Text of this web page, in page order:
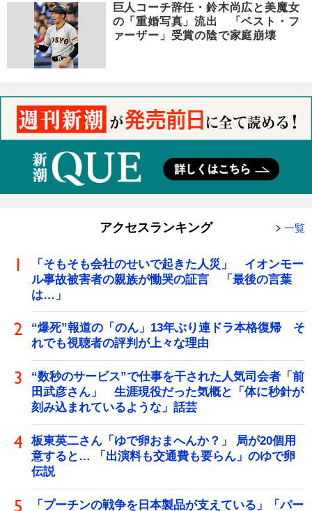
巨人コーチ辞任・鈴木尚広と美魔女
の「重婚写真」流出 「ベスト・フ
ァーザー」受賞の陰で家庭崩壊
アクセスランキング 一覧
「そもそも会社のせいで起きた人災」 イオンモー
ル事故被害者の親族が慟哭の証言 「最後の言葉
は…」
“爆死”報道の「のん」13年ぶり連ドラ本格復帰 そ
れでも視聴者の評判が上々な理由
“数秒のサービス”で仕事を干された人気司会者「前
田武彦さん」 生涯現役だった気概と「体に秒針が
刻み込まれているような」話芸
板東英二さん「ゆで卵おまへんか？」 局が20個用
意すると… 「出演料も交通費も要らん」のゆで卵
伝説
「プーチンの戦争を日本製品が支えている」「パー